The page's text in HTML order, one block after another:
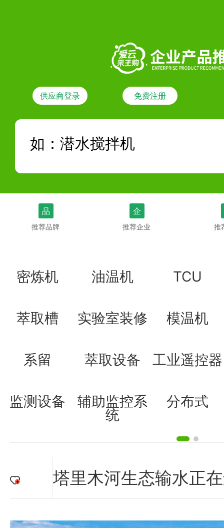
供应商登录 免费注册
品
推荐品牌
企
推荐企业 推
密炼机 油温机 TCU
萃取槽 实验室装修 模温机
系留 萃取设备 工业遥控器
监测设备 辅助监控系
统
分布式
塔里木河生态输水正